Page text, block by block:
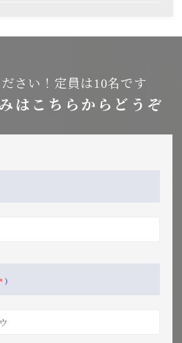
さい！定員は10名です
はこちらからどうぞ
）